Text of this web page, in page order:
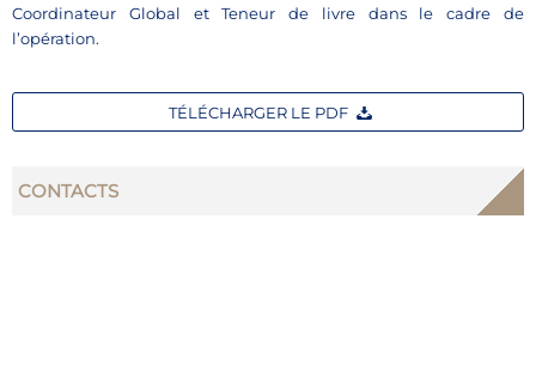
Coordinateur Global et Teneur de livre dans le cadre de
l’opération.
TÉLÉCHARGER LE PDF
CONTACTS